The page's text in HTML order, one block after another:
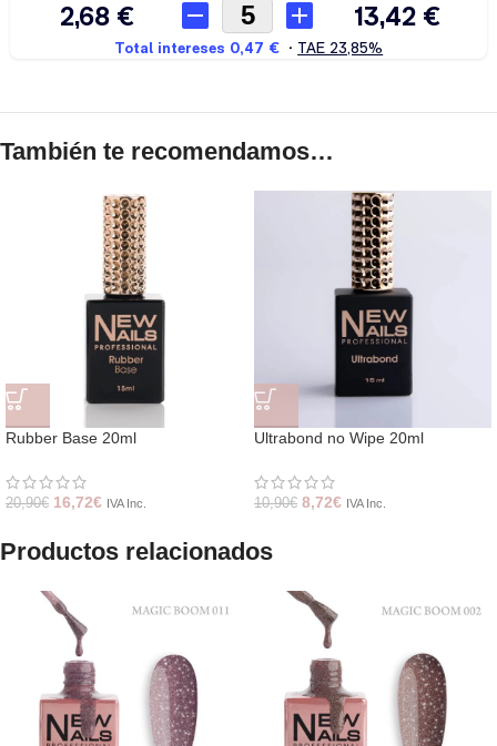
También te recomendamos…
Rubber Base 20ml
20,90€ 16,72€ IVA Inc.
Ultrabond no Wipe 20ml
10,90€ 8,72€ IVA Inc.
Productos relacionados